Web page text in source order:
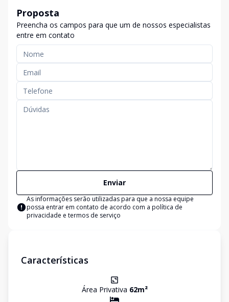
Proposta
Preencha os campos para que um de nossos especialistas
entre em contato
Enviar
As informações serão utilizadas para que a nossa equipe
possa entrar em contato de acordo com a política de
privacidade e termos de serviço
Características
Área Privativa 62m²